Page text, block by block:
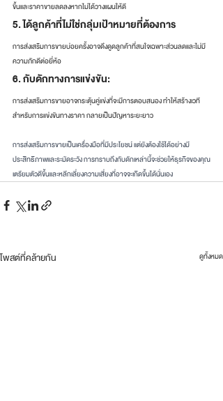
ขึ้นและราคาขายลดลงหากไม่ได้วางแผนให้ดี
5. ได้ลูกค้าที่ไม่ใช่กลุ่มเป้าหมายที่ต้องการ
การส่งเสริมการขายบ่อยครั้งอาจดึงดูดลูกค้าที่สนใจเฉพาะส่วนลดและไม่มี
ความภักดีต่อยี่ห้อ
6. กับดักทางการแข่งขัน:
การส่งเสริมการขายอาจกระตุ้นคู่แข่งที่จะมีการตอบสนอง ทำให้สร้างเวที
สำหรับการแข่งขันทางราคา กลายเป็นปัญหาระยะยาว
การส่งเสริมการขายเป็นเครื่องมือที่มีประโยชน์ แต่ยังต้องใช้ได้อย่างมี
ประสิทธิภาพและระมัดระวัง การทราบถึงกับดักเหล่านี้จะช่วยให้ธุรกิจของคุณ
เตรียมตัวดีขึ้นและหลีกเลี่ยงความเสี่ยงที่อาจจะเกิดขึ้นได้นั่นเอง
โพสต์ที่คล้ายกัน ดูทั้งหมด